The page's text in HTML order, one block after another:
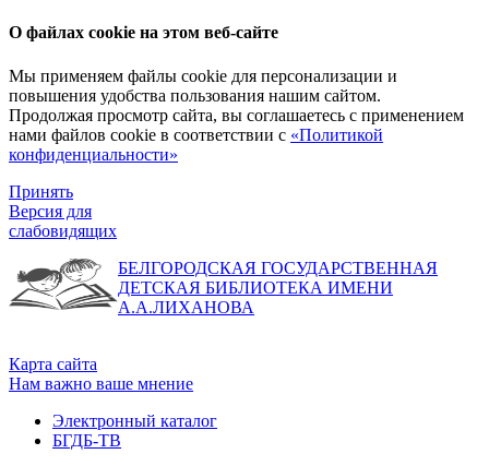
О файлах cookie на этом веб-сайте
Мы применяем файлы cookie для персонализации и
повышения удобства пользования нашим сайтом.
Продолжая просмотр сайта, вы соглашаетесь с применением
нами файлов cookie в соответствии с «Политикой
конфиденциальности»
Принять
Версия для
слабовидящих
БЕЛГОРОДСКАЯ ГОСУДАРСТВЕННАЯ
ДЕТСКАЯ БИБЛИОТЕКА ИМЕНИ
А.А.ЛИХАНОВА
Карта сайта
Нам важно ваше мнение
Электронный каталог
БГДБ-ТВ